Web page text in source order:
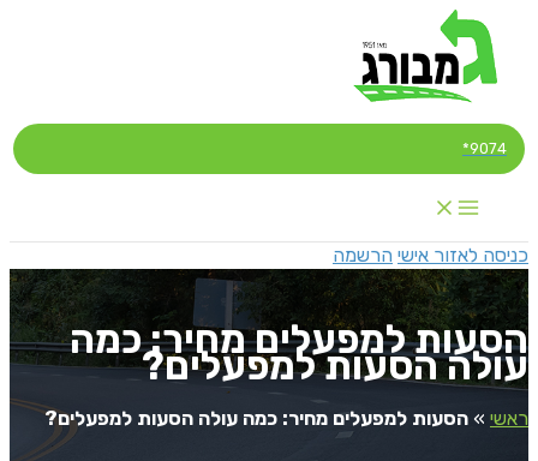
לתוכן
9074*
כניסה לאזור אישי הרשמה
הסעות למפעלים מחיר: כמה
עולה הסעות למפעלים?
ראשי » הסעות למפעלים מחיר: כמה עולה הסעות למפעלים?